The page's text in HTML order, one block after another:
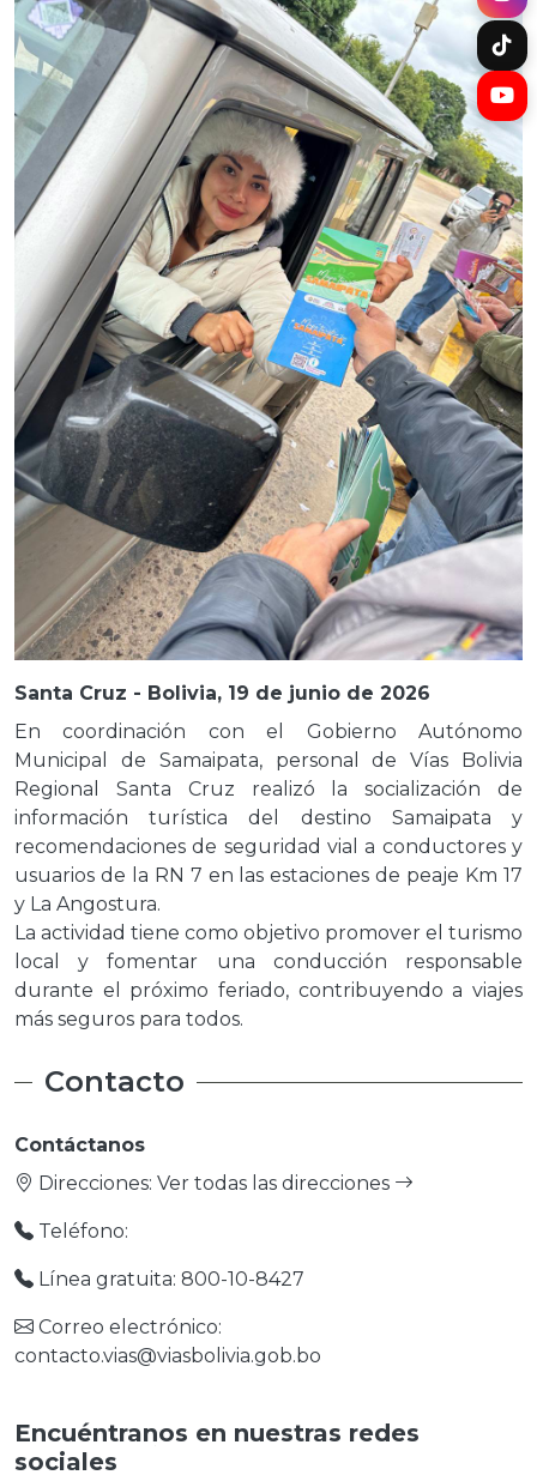
Santa Cruz - Bolivia, 19 de junio de 2026
En coordinación con el Gobierno Autónomo
Municipal de Samaipata, personal de Vías Bolivia
Regional Santa Cruz realizó la socialización de
información turística del destino Samaipata y
recomendaciones de seguridad vial a conductores y
usuarios de la RN 7 en las estaciones de peaje Km 17
y La Angostura.
La actividad tiene como objetivo promover el turismo
local y fomentar una conducción responsable
durante el próximo feriado, contribuyendo a viajes
más seguros para todos.
Contacto
Contáctanos
Direcciones: Ver todas las direcciones
Teléfono:
Línea gratuita: 800-10-8427
Correo electrónico:
contacto.vias@viasbolivia.gob.bo
Encuéntranos en nuestras redes
sociales